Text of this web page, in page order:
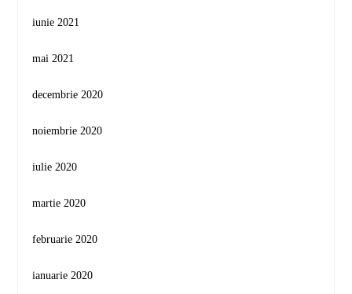
iunie 2021
mai 2021
decembrie 2020
noiembrie 2020
iulie 2020
martie 2020
februarie 2020
ianuarie 2020